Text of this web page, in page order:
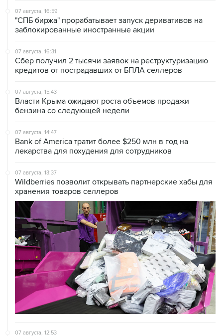
заблокированные иностранные акции
07 августа, 16:31
кредитов от пострадавших от БПЛА селлеров
07 августа, 15:43
бензина со следующей недели
07 августа, 14:47
лекарства для похудения для сотрудников
07 августа, 13:37
хранения товаров селлеров
07 августа, 12:53
"Домодедово" компании